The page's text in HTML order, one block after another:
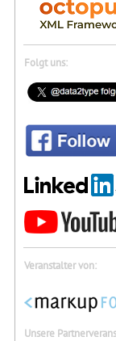
Folgt uns:
Veranstalter von:
Unsere